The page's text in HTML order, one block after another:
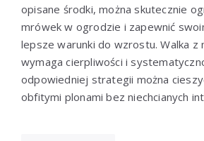
opisane środki, można skutecznie
mrówek w ogrodzie i zapewnić
lepsze warunki do wzrostu. Walka z
wymaga cierpliwości i
odpowiedniej strategii można
obfitymi plonami bez niechcianych